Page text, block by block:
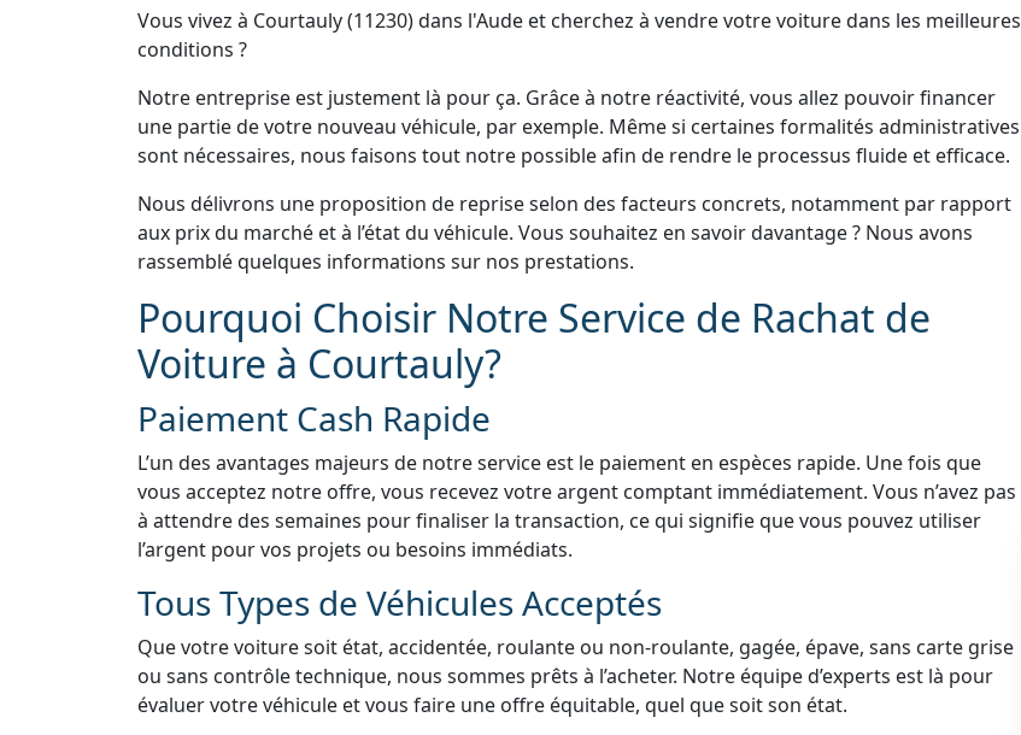
Vous vivez à Courtauly (11230) dans l'Aude et cherchez à vendre votre voiture dans les meilleures
conditions ?
Notre entreprise est justement là pour ça. Grâce à notre réactivité, vous allez pouvoir financer
une partie de votre nouveau véhicule, par exemple. Même si certaines formalités administratives
sont nécessaires, nous faisons tout notre possible afin de rendre le processus fluide et efficace.
Nous délivrons une proposition de reprise selon des facteurs concrets, notamment par rapport
aux prix du marché et à l’état du véhicule. Vous souhaitez en savoir davantage ? Nous avons
rassemblé quelques informations sur nos prestations.
Pourquoi Choisir Notre Service de Rachat de
Voiture à Courtauly?
Paiement Cash Rapide
L’un des avantages majeurs de notre service est le paiement en espèces rapide. Une fois que
vous acceptez notre offre, vous recevez votre argent comptant immédiatement. Vous n’avez pas
à attendre des semaines pour finaliser la transaction, ce qui signifie que vous pouvez utiliser
l’argent pour vos projets ou besoins immédiats.
Tous Types de Véhicules Acceptés
Que votre voiture soit état, accidentée, roulante ou non-roulante, gagée, épave, sans carte grise
ou sans contrôle technique, nous sommes prêts à l’acheter. Notre équipe d’experts est là pour
évaluer votre véhicule et vous faire une offre équitable, quel que soit son état.